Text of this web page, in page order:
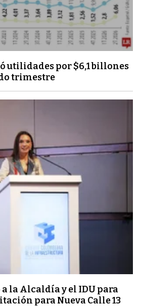
utilidades por $6,1 billones
trimestre
la Alcaldía y el IDU para
para Nueva Calle 13